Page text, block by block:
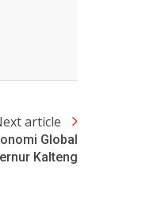
article
Global
Kalteng